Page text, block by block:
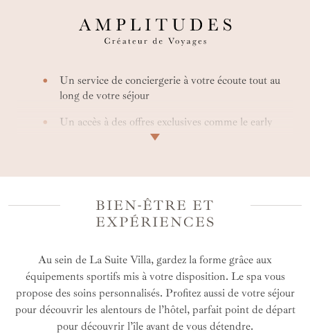
Un service de conciergerie à votre écoute tout au
long de votre séjour
Un accès à des offres exclusives comme le early
check-in et le surclassement
tarifs privilégiés
Une expertise de votre artisan créateur de voyage
Un circuit en Martinique comprenant cet hôtel
BIEN-ÊTRE ET
EXPÉRIENCES
Au sein de La Suite Villa, gardez la forme grâce aux
équipements sportifs mis à votre disposition. Le spa vous
propose des soins personnalisés. Profitez aussi de votre séjour
pour découvrir les alentours de l’hôtel, parfait point de départ
pour découvrir l’île avant de vous détendre.